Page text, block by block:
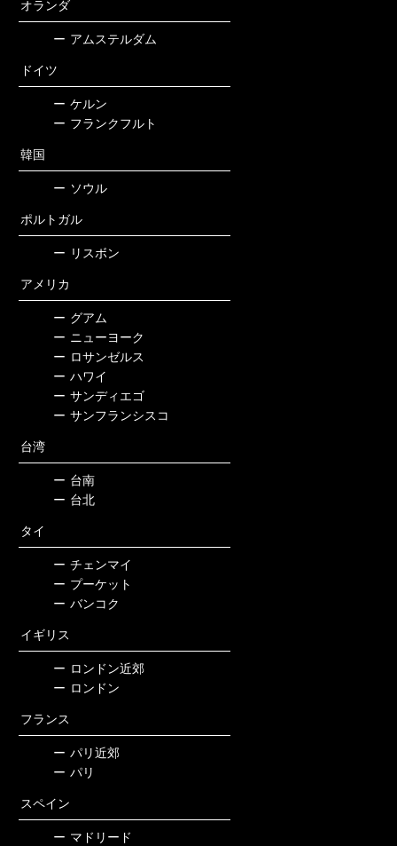
オランダ
ー アムステルダム
ドイツ
ー ケルン
ー フランクフルト
韓国
ー ソウル
ポルトガル
ー リスボン
アメリカ
ー グアム
ー ニューヨーク
ー ロサンゼルス
ー ハワイ
ー サンディエゴ
ー サンフランシスコ
台湾
ー 台南
ー 台北
タイ
ー チェンマイ
ー プーケット
ー バンコク
イギリス
ー ロンドン近郊
ー ロンドン
フランス
ー パリ近郊
ー パリ
スペイン
ー マドリード